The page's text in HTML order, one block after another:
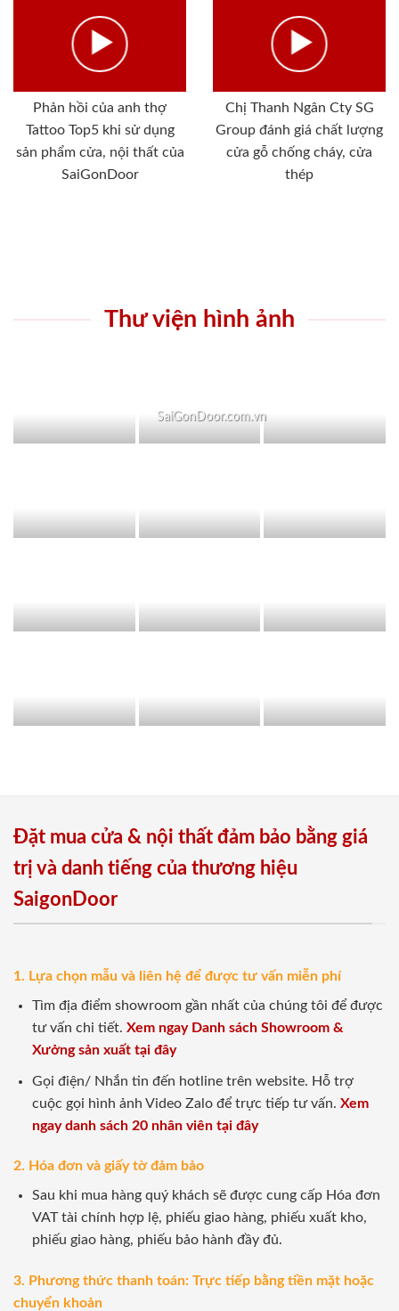
Phản hồi của anh thợ
Tattoo Top5 khi sử dụng
sản phẩm cửa, nội thất của
SaiGonDoor
Chị Thanh Ngân Cty SG
Group đánh giá chất lượng
cửa gỗ chống cháy, cửa
thép
Thư viện hình ảnh
SaiGonDoor.com.vn
Đặt mua cửa & nội thất đảm bảo bằng giá
trị và danh tiếng của thương hiệu
SaigonDoor
1. Lựa chọn mẫu và liên hệ để được tư vấn miễn phí
Tìm địa điểm showroom gần nhất của chúng tôi để được
tư vấn chi tiết. Xem ngay Danh sách Showroom &
Xưởng sản xuất tại đây
Gọi điện/ Nhắn tin đến hotline trên website. Hỗ trợ
cuộc gọi hình ảnh Video Zalo để trực tiếp tư vấn. Xem
ngay danh sách 20 nhân viên tại đây
2. Hóa đơn và giấy tờ đảm bảo
Sau khi mua hàng quý khách sẽ được cung cấp Hóa đơn
VAT tài chính hợp lệ, phiếu giao hàng, phiếu xuất kho,
phiếu giao hàng, phiếu bảo hành đầy đủ.
3. Phương thức thanh toán: Trực tiếp bằng tiền mặt hoặc
chuyển khoản